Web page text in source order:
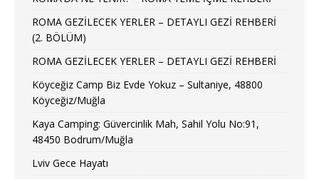
ROMA GEZİLECEK YERLER – DETAYLI GEZİ REHBERİ
(2. BÖLÜM)
ROMA GEZİLECEK YERLER – DETAYLI GEZİ REHBERİ
Köyceğiz Camp Biz Evde Yokuz – Sultaniye, 48800
Köyceğiz/Muğla
Kaya Camping: Güvercinlik Mah, Sahil Yolu No:91,
48450 Bodrum/Muğla
Lviv Gece Hayatı